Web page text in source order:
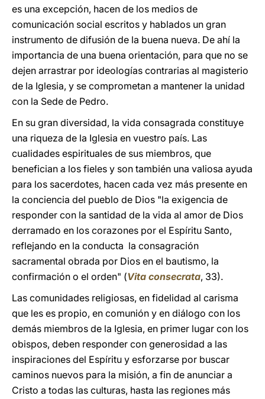
es una excepción, hacen de los medios de
comunicación social escritos y hablados un gran
instrumento de difusión de la buena nueva. De ahí la
importancia de una buena orientación, para que no se
dejen arrastrar por ideologías contrarias al magisterio
de la Iglesia, y se comprometan a mantener la unidad
con la Sede de Pedro.
En su gran diversidad, la vida consagrada constituye
una riqueza de la Iglesia en vuestro país. Las
cualidades espirituales de sus miembros, que
benefician a los fieles y son también una valiosa ayuda
para los sacerdotes, hacen cada vez más presente en
la conciencia del pueblo de Dios "la exigencia de
responder con la santidad de la vida al amor de Dios
derramado en los corazones por el Espíritu Santo,
reflejando en la conducta la consagración
sacramental obrada por Dios en el bautismo, la
confirmación o el orden" (Vita consecrata, 33).
Las comunidades religiosas, en fidelidad al carisma
que les es propio, en comunión y en diálogo con los
demás miembros de la Iglesia, en primer lugar con los
obispos, deben responder con generosidad a las
inspiraciones del Espíritu y esforzarse por buscar
caminos nuevos para la misión, a fin de anunciar a
Cristo a todas las culturas, hasta las regiones más